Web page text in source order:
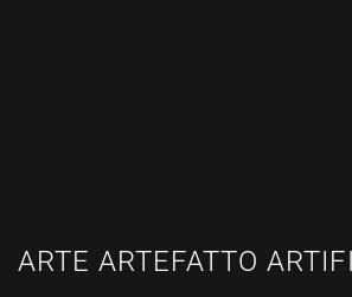
ARTE ARTEFATTO